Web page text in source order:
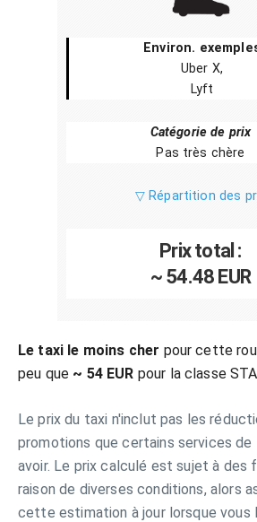
Environ.
Uber X,
Lyft
Catégorie de prix
Pas très chère
▽ Répartition des
Prix total :
~ 54.48 EUR
Le taxi le moins cher pour cette
peu que ~ 54 EUR pour la classe
Le prix du taxi n'inclut pas les
promotions que certains services de
avoir. Le prix calculé est sujet à des
raison de diverses conditions, alors
cette estimation à jour lorsque vous